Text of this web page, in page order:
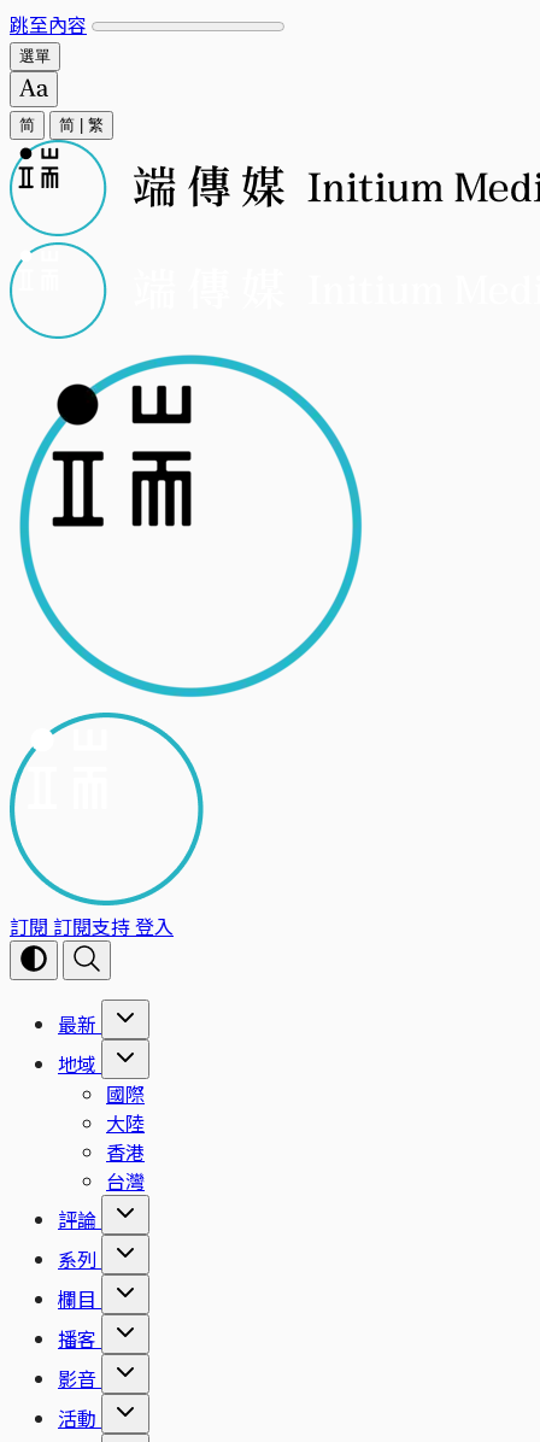
跳至內容
選單
简 简 繁
訂閱 訂閱支持登入
最新
地域
國際
大陸
香港
台灣
評論
系列
欄目
播客
影音
活動